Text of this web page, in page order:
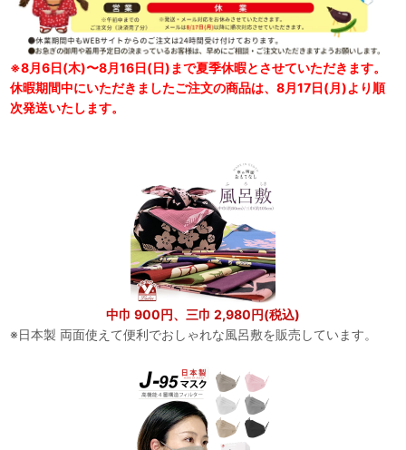
※8月6日(木)〜8月16日(日)まで夏季休暇とさせていただきます。
休暇期間中にいただきましたご注文の商品は、8月17日(月)より順
次発送いたします。
中巾 900円、三巾 2,980円(税込)
※日本製 両面使えて便利でおしゃれな風呂敷を販売しています。